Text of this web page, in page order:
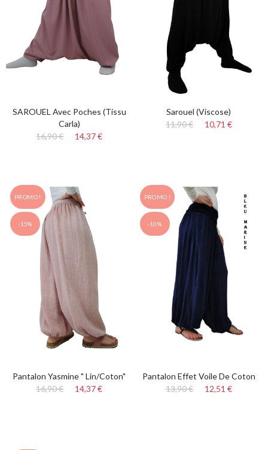
SAROUEL Avec Poches (Tissu
Carla)
16,90 €
14,37 €
Sarouel (Viscose)
11,90 €
10,71 €
PROMO !
-15%
Pantalon Yasmine " Lin/Coton"
16,90 €
14,37 €
PROMO !
-10%
Pantalon Effet Voile De Coton
13,90 €
12,51 €